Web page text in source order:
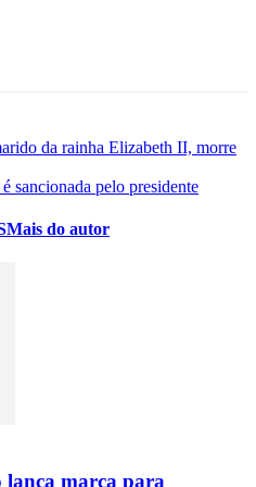
da rainha Elizabeth II, morre
sancionada pelo presidente
Mais do autor
marca para